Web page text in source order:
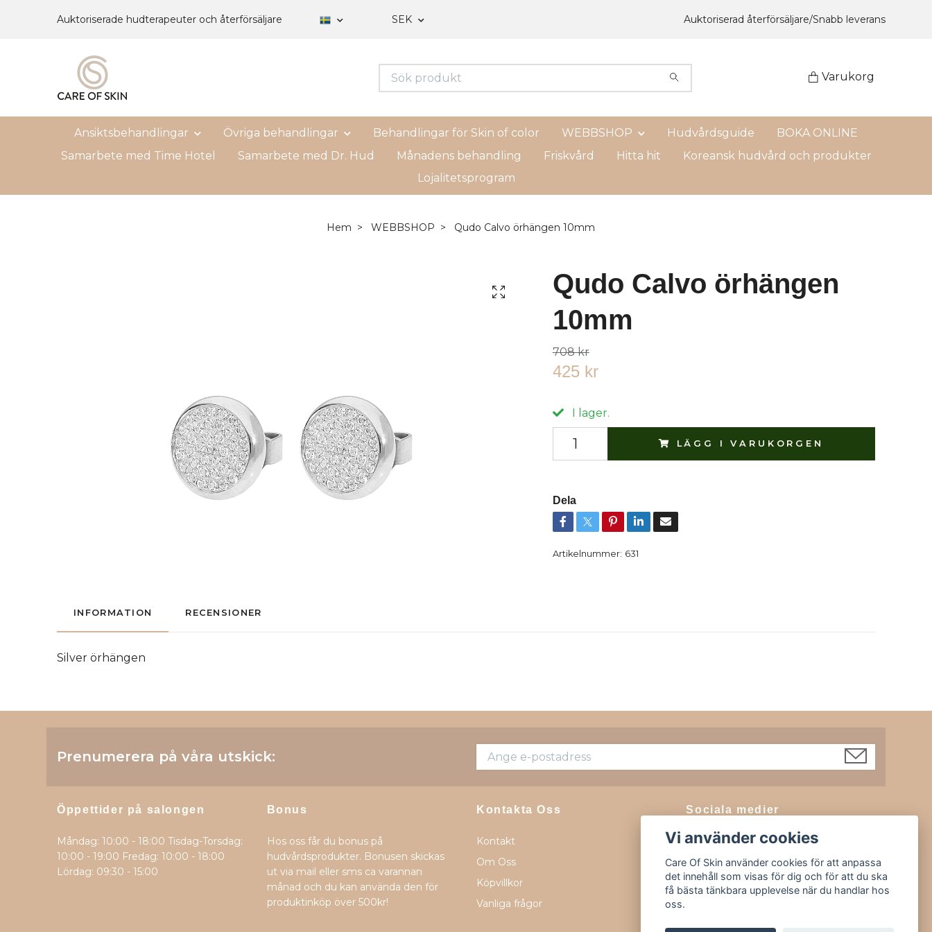
Auktoriserade hudterapeuter och återförsäljare SEK Auktoriserad återförsäljare/Snabb leverans
Varukorg
Ansiktsbehandlingar Övriga behandlingar Behandlingar för Skin of color WEBBSHOP Hudvårdsguide
BOKA ONLINE
Samarbete med Time Hotel
Samarbete med Dr. Hud Månadens behandling Friskvård Hitta hit
Koreansk hudvård och produkter
Lojalitetsprogram
Hem WEBBSHOP Qudo Calvo örhängen 10mm
Qudo Calvo örhängen
10mm
708 kr
425 kr
I lager.
LÄGG I VARUKORGEN
Dela
Artikelnummer: 631
INFORMATION RECENSIONER
Silver örhängen
Prenumerera på våra utskick:
Öppettider på salongen
Måndag: 10:00 - 18:00 Tisdag-Torsdag:
10:00 - 19:00 Fredag: 10:00 - 18:00
Lördag: 09:30 - 15:00
Bonus
Hos oss får du bonus på
hudvårdsprodukter. Bonusen skickas
ut via mail eller sms ca varannan
månad och du kan använda den för
produktinköp över 500kr!
Kontakta Oss
Kontakt
Om Oss
Köpvillkor
Vanliga frågor
Sociala medier
Facebook
Instagram
Tiktok
Vi använder cookies
Care Of Skin använder cookies för att anpassa
det innehåll som visas för dig och för att du ska
få bästa tänkbara upplevelse när du handlar hos
oss.